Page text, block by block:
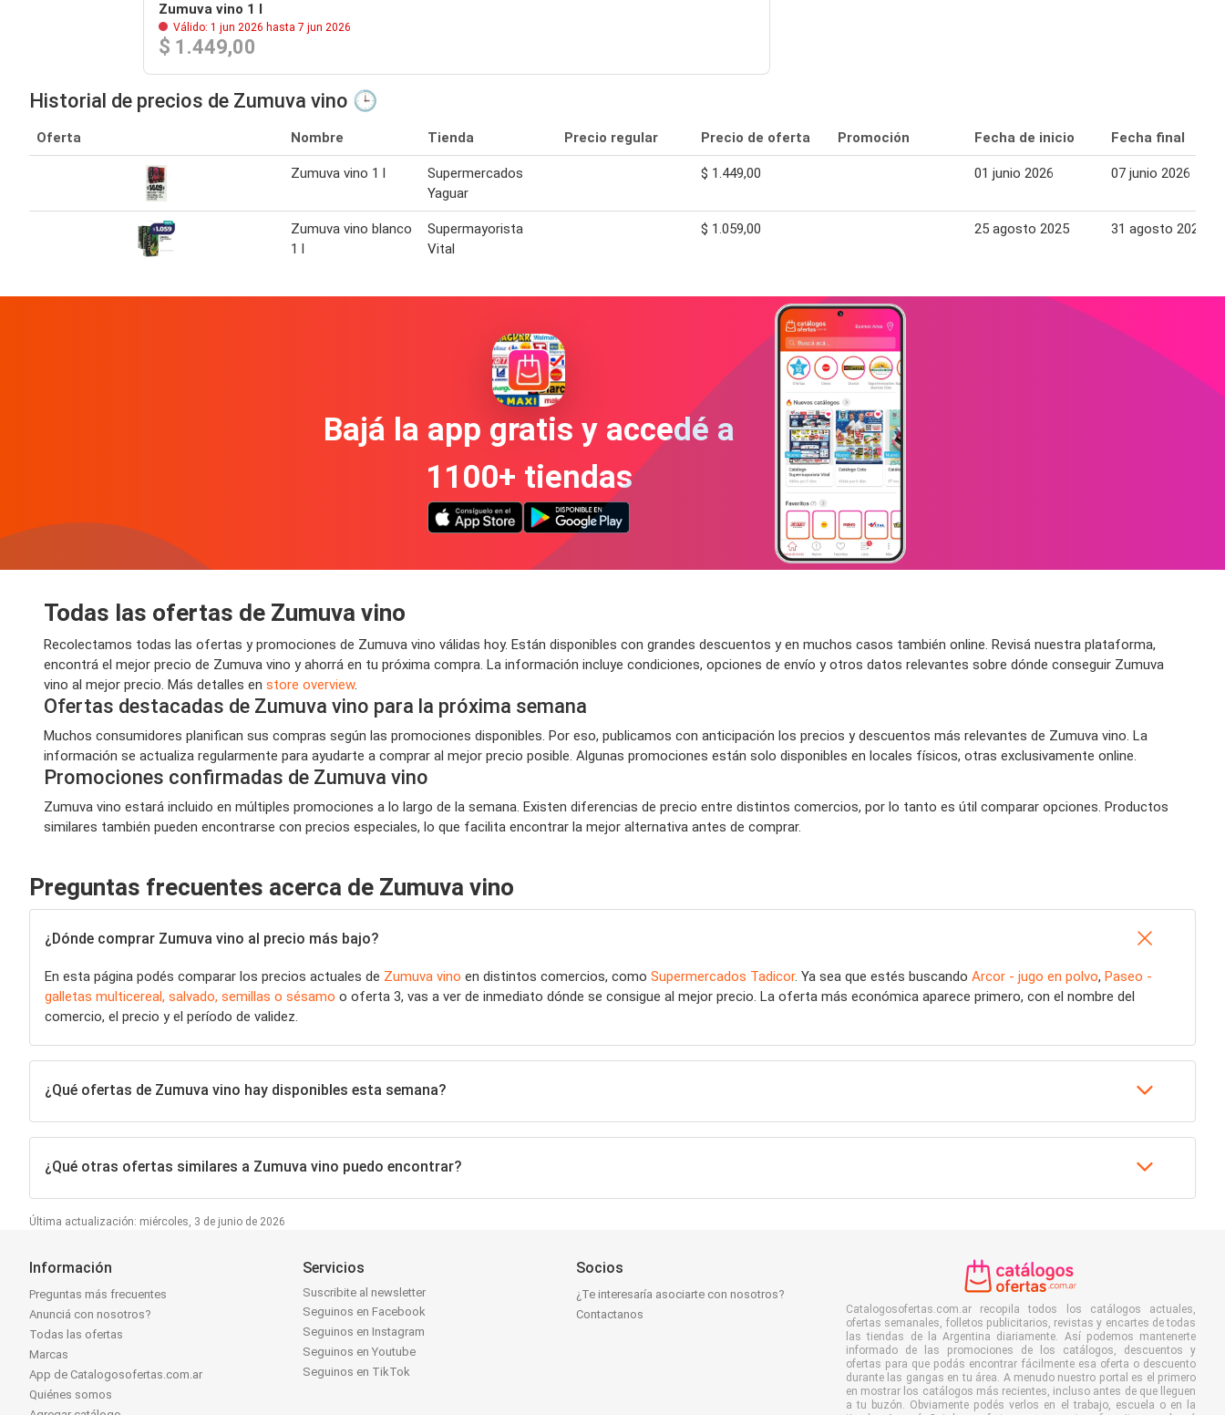
Zumuva vino 1 l
Válido: 1 jun 2026 hasta 7 jun 2026
$ 1.449,00
Historial de precios de Zumuva vino 🕒
Oferta Nombre Tienda Precio regular Precio de oferta Promoción Fecha de inicio Fecha final
Zumuva vino 1 l
Supermercados
Yaguar
$ 1.449,00 01 junio 2026 07 junio 2026
Zumuva vino blanco
1 l
Supermayorista
Vital
$ 1.059,00 25 agosto 2025 31 agosto 2025
Bajá la app gratis y accedé a
1100+ tiendas
Todas las ofertas de Zumuva vino
Recolectamos todas las ofertas y promociones de Zumuva vino válidas hoy. Están disponibles con grandes descuentos y en muchos casos también online. Revisá nuestra plataforma,
encontrá el mejor precio de Zumuva vino y ahorrá en tu próxima compra. La información incluye condiciones, opciones de envío y otros datos relevantes sobre dónde conseguir Zumuva
vino al mejor precio. Más detalles en store overview.
Ofertas destacadas de Zumuva vino para la próxima semana
Muchos consumidores planifican sus compras según las promociones disponibles. Por eso, publicamos con anticipación los precios y descuentos más relevantes de Zumuva vino. La
información se actualiza regularmente para ayudarte a comprar al mejor precio posible. Algunas promociones están solo disponibles en locales físicos, otras exclusivamente online.
Promociones confirmadas de Zumuva vino
Zumuva vino estará incluido en múltiples promociones a lo largo de la semana. Existen diferencias de precio entre distintos comercios, por lo tanto es útil comparar opciones. Productos
similares también pueden encontrarse con precios especiales, lo que facilita encontrar la mejor alternativa antes de comprar.
Preguntas frecuentes acerca de Zumuva vino
¿Dónde comprar Zumuva vino al precio más bajo?
En esta página podés comparar los precios actuales de Zumuva vino en distintos comercios, como Supermercados Tadicor. Ya sea que estés buscando Arcor - jugo en polvo, Paseo -
galletas multicereal, salvado, semillas o sésamo o oferta 3, vas a ver de inmediato dónde se consigue al mejor precio. La oferta más económica aparece primero, con el nombre del
comercio, el precio y el período de validez.
¿Qué ofertas de Zumuva vino hay disponibles esta semana?
¿Qué otras ofertas similares a Zumuva vino puedo encontrar?
Última actualización: miércoles, 3 de junio de 2026
Información
Preguntas más frecuentes
Anunciá con nosotros?
Todas las ofertas
Marcas
App de Catalogosofertas.com.ar
Quiénes somos
Servicios
Suscribite al newsletter
Seguinos en Facebook
Seguinos en Instagram
Seguinos en Youtube
Seguinos en TikTok
Socios
¿Te interesaría asociarte con nosotros?
Contactanos
Catalogosofertas.com.ar recopila todos los catálogos actuales,
ofertas semanales, folletos publicitarios, revistas y encartes de todas
las tiendas de la Argentina diariamente. Así podemos mantenerte
informado de las promociones de los catálogos, descuentos y
ofertas para que podás encontrar fácilmente esa oferta o descuento
durante las gangas en tu área. A menudo nuestro portal es el primero
en mostrar los catálogos más recientes, incluso antes de que lleguen
a tu buzón. Obviamente podés verlos en el trabajo, escuela o en la